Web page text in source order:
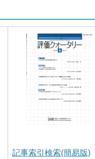
記事索引検索(簡易版)